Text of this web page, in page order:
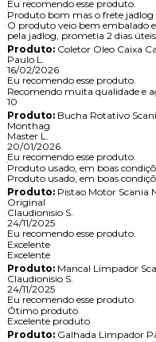
Eu recomendo esse produto.
Produto bom mas o frete jadlog
O produto veio bem embalado
pela jadlog, prometia 2 dias
Produto:Coletor Oleo Caixa
Paulo L.
16/02/2026
Eu recomendo esse produto.
Recomendo muita qualidade e
10
Produto:Bucha Rotativo
Monthag
Master L.
20/01/2026
Eu recomendo esse produto.
Produto usado, em boas
Produto usado, em boas
Produto:Pistao Motor Scania
Original
Claudionisio S.
24/11/2025
Eu recomendo esse produto.
Excelente
Excelente
Produto:Mancal Limpador
Claudionisio S.
24/11/2025
Eu recomendo esse produto.
Ótimo produto
Excelente produto
Produto:Galhada Limpador